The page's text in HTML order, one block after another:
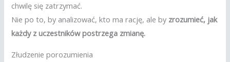
chwilę się zatrzymać.
Nie po to, by analizować, kto ma rację, ale by zrozumieć, jak
każdy z uczestników postrzega zmianę.
Złudzenie porozumienia